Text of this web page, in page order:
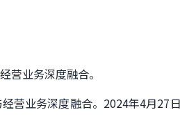
营业务深度融合。
营业务深度融合。 2024年4月27